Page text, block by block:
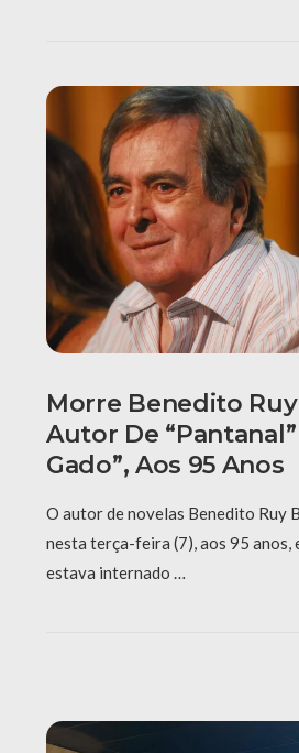
Morre Benedito
Autor De “Pantanal”
Gado”, Aos 95 Anos
O autor de novelas Benedito Ruy
nesta terça-feira (7), aos 95 anos,
estava internado …